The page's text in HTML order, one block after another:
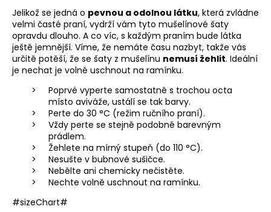
Jelikož se jedná o pevnou a odolnou látku, která zvládne
velmi časté praní, vydrží vám tyto mušelínové šaty
opravdu dlouho. A co víc, s každým praním bude látka
ještě jemnější. Víme, že nemáte času nazbyt, takže vás
určitě potěší, že se šaty z mušelínu nemusí žehlit. Ideální
je nechat je volně uschnout na ramínku.
Poprvé vyperte samostatně s trochou octa
místo aviváže, ustálí se tak barvy.
Perte do 30 °C (režim ručního praní).
Vždy perte se stejně podobně barevným
prádlem.
Žehlete na mírný stupeň (do 110 °C).
Nesušte v bubnové sušičce.
Nebělte ani chemicky nečistěte.
Nechte volně uschnout na ramínku.
#sizeChart#